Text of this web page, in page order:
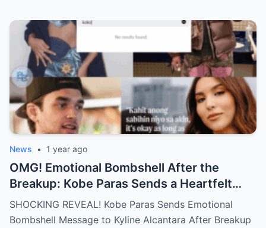
News • 1 year ago
OMG! Emotional Bombshell After the
Breakup: Kobe Paras Sends a Heartfelt
Message to Kyline Alcantara – His Words
Will Leave You Stunned and Speechless!
SHOCKING REVEAL! Kobe Paras Sends Emotional
Bombshell Message to Kyline Alcantara After Breakup